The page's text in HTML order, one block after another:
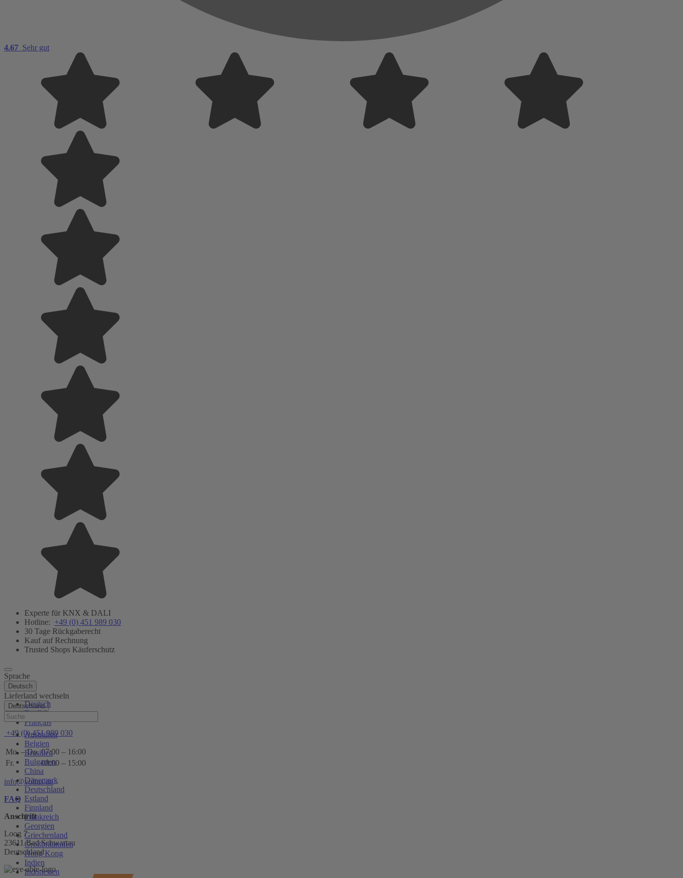
4.67 Sehr gut
Experte für KNX & DALI
Hotline: +49 (0) 451 989 030
30 Tage Rückgaberecht
Kauf auf Rechnung
Trusted Shops Käuferschutz
Sprache
Deutsch
Deutsch
English
Français
Lieferland wechseln
Deutschland
Australien
Belgien
Brasilien
Bulgarien
China
Dänemark
Deutschland
Estland
Finnland
Frankreich
Georgien
Griechenland
Großbritannien
Hong Kong
Indien
Indonesien
Hilfe
+49 (0) 451 989 030
Mo. – Do. 07:00 – 16:00
Fr.
08:00 – 15:00
info@voltus.de
FAQ
Anschrift
Loog 7
23611 Bad Schwartau
Deutschland